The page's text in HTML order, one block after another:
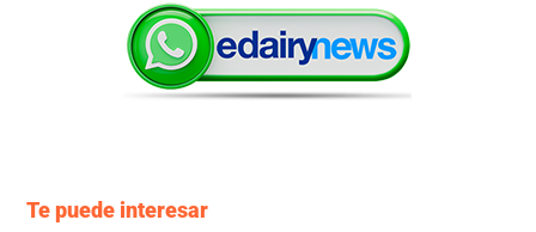
Te puede interesar